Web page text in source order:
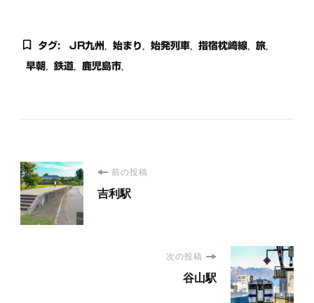
タグ: JR九州 始まり 始発列車 指宿枕崎線 旅
早朝 鉄道 鹿児島市
投
稿
前の投稿
吉利駅
次の投稿
谷山駅